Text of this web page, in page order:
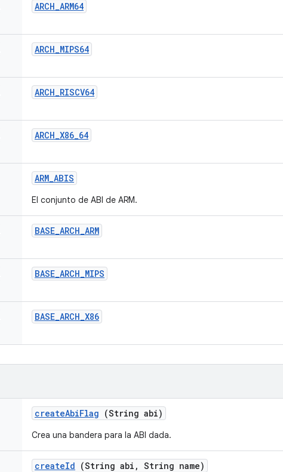
ARCH_ARM64
ARCH_MIPS64
ARCH_RISCV64
ARCH_X86_64
ARM_ABIS
El conjunto de ABI de ARM.
BASE_ARCH_ARM
BASE_ARCH_MIPS
BASE_ARCH_X86
createAbiFlag (String abi)
Crea una bandera para la ABI dada.
createId (String abi , String name)